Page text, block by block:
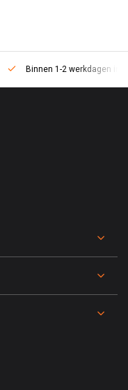
Binnen 1-2 werkdagen in